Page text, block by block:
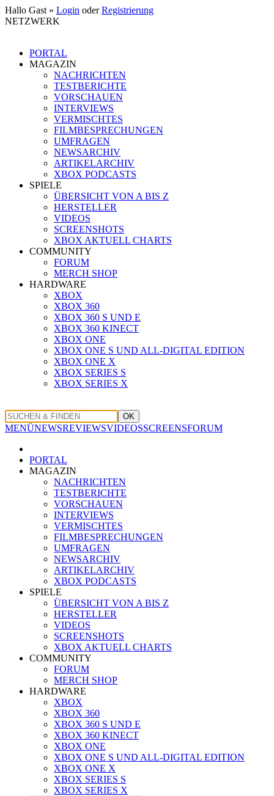
Hallo Gast » Login oderRegistrierung
NETZWERK
PORTAL
MAGAZIN
NACHRICHTEN
TESTBERICHTE
VORSCHAUEN
INTERVIEWS
VERMISCHTES
FILMBESPRECHUNGEN
UMFRAGEN
NEWSARCHIV
ARTIKELARCHIV
XBOX PODCASTS
SPIELE
ÜBERSICHT VON A BIS Z
HERSTELLER
VIDEOS
SCREENSHOTS
XBOX AKTUELL CHARTS
COMMUNITY
FORUM
MERCH SHOP
HARDWARE
XBOX
XBOX 360
XBOX 360 S UND E
XBOX 360 KINECT
XBOX ONE
XBOX ONE S UND ALL-DIGITAL EDITION
XBOX ONE X
XBOX SERIES S
XBOX SERIES X
OK
MENÜNEWSREVIEWSVIDEOSSCREENSFORUM
PORTAL
MAGAZIN
NACHRICHTEN
TESTBERICHTE
VORSCHAUEN
INTERVIEWS
VERMISCHTES
FILMBESPRECHUNGEN
UMFRAGEN
NEWSARCHIV
ARTIKELARCHIV
XBOX PODCASTS
SPIELE
ÜBERSICHT VON A BIS Z
HERSTELLER
VIDEOS
SCREENSHOTS
XBOX AKTUELL CHARTS
COMMUNITY
FORUM
MERCH SHOP
HARDWARE
XBOX
XBOX 360
XBOX 360 S UND E
XBOX 360 KINECT
XBOX ONE
XBOX ONE S UND ALL-DIGITAL EDITION
XBOX ONE X
XBOX SERIES S
XBOX SERIES X